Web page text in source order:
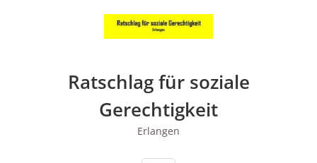
Ratschlag für soziale
Gerechtigkeit
Erlangen